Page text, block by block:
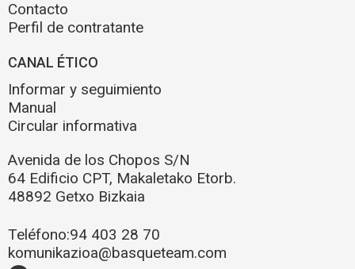
Contacto
Perfil de contratante
CANAL ÉTICO
Informar y seguimiento
Manual
Circular informativa
Avenida de los Chopos S/N
64 Edificio CPT, Makaletako Etorb.
48892 Getxo Bizkaia
Teléfono:94 403 28 70
komunikazioa@basqueteam.com